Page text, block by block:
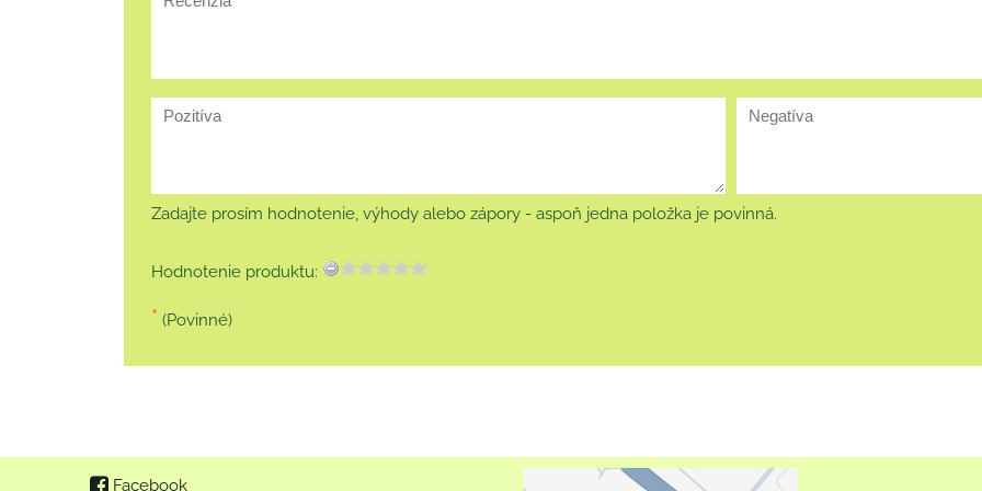
Zadajte prosím hodnotenie, výhody alebo zápory - aspoň jedna položka je povinná.
Hodnotenie produktu:
* (Povinné)
Facebook